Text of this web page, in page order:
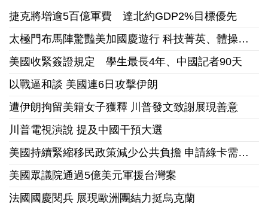
捷克將增逾5百億軍費 達北約GDP2%目標優先
太極門布馬陣驚豔美加國慶遊行 科技菁英、體操國手、三寶媽跨界為世界點亮正能量
美國收緊簽證規定 學生最長4年、中國記者90天
以戰逼和談 美國連6日攻擊伊朗
遭伊朗拘留美籍女子獲釋 川普發文致謝展現善意
川普電視演說 提及中國干預大選
美國持續緊縮移民政策減少公共負擔 申請綠卡需繳10萬美元保證金
美國眾議院通過5億美元軍援台灣案
法國國慶閱兵 展現歐洲團結力挺烏克蘭